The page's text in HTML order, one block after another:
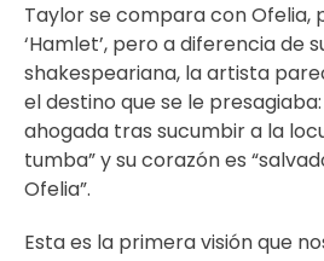
Taylor se compara con Ofelia,
‘Hamlet’, pero a diferencia de
shakespeariana, la artista
el destino que se le
ahogada tras sucumbir a la
tumba” y su corazón es
Ofelia”.
Esta es la primera visión que